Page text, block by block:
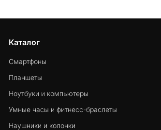
Каталог
Смартфоны
Планшеты
Ноутбуки и компьютеры
Умные часы и фитнесс-браслеты
Наушники и колонки